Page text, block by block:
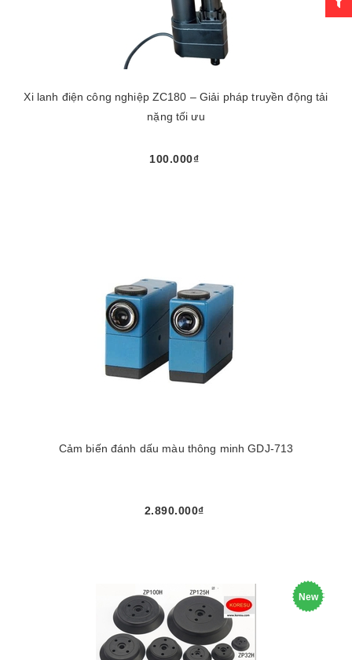
Xi lanh điện công nghiệp ZC180 – Giải pháp truyền động tải
nặng tối ưu
100.000₫
Cảm biến đánh dấu màu thông minh GDJ-713
2.890.000₫
New